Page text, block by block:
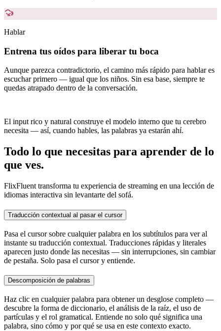
Hablar
Entrena tus oídos para liberar tu boca
Aunque parezca contradictorio, el camino más rápido para hablar es
escuchar primero — igual que los niños. Sin esa base, siempre te
quedas atrapado dentro de la conversación.
El input rico y natural construye el modelo interno que tu cerebro
necesita — así, cuando hables, las palabras ya estarán ahí.
Todo lo que necesitas para aprender de lo
que ves.
FlixFluent transforma tu experiencia de streaming en una lección de
idiomas interactiva sin levantarte del sofá.
Traducción contextual al pasar el cursor
Pasa el cursor sobre cualquier palabra en los subtítulos para ver al
instante su traducción contextual. Traducciones rápidas y literales
aparecen justo donde las necesitas — sin interrupciones, sin cambiar
de pestaña. Solo pasa el cursor y entiende.
Descomposición de palabras
Haz clic en cualquier palabra para obtener un desglose completo —
descubre la forma de diccionario, el análisis de la raíz, el uso de
partículas y el rol gramatical. Entiende no solo qué significa una
palabra, sino cómo y por qué se usa en este contexto exacto.